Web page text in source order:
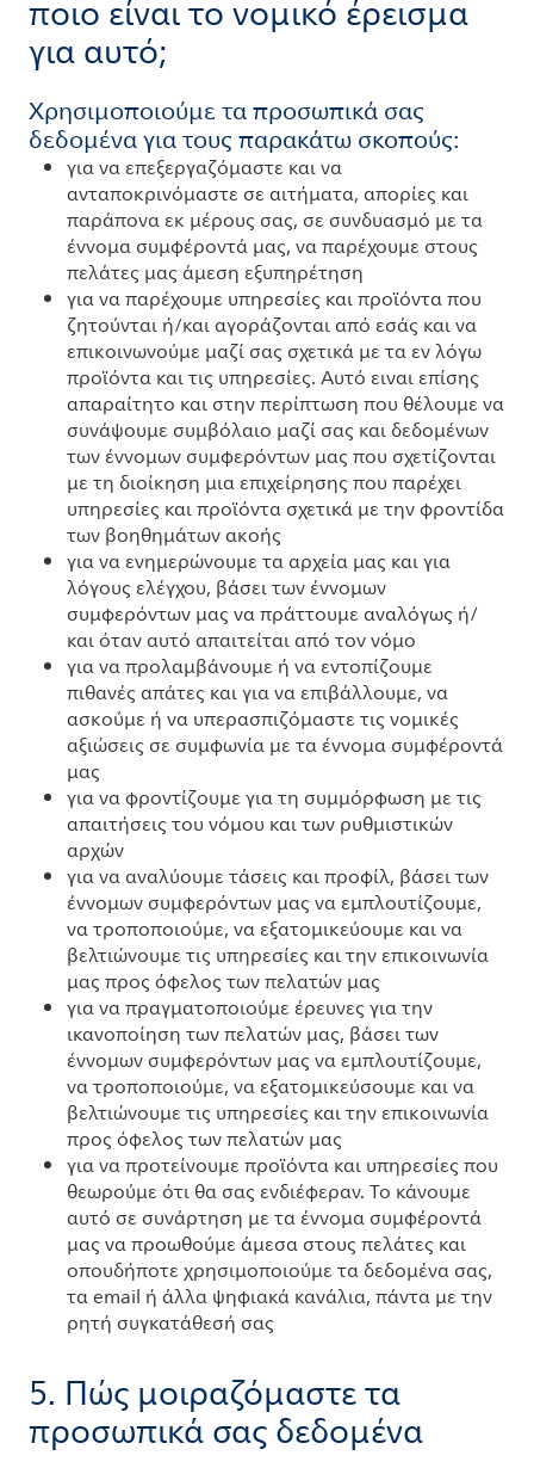
ποιο είναι το νομικό έρεισμα
για αυτό;
Χρησιμοποιούμε τα προσωπικά σας
δεδομένα για τους παρακάτω σκοπούς:
για να επεξεργαζόμαστε και να
ανταποκρινόμαστε σε αιτήματα, απορίες και
παράπονα εκ μέρους σας, σε συνδυασμό με τα
έννομα συμφέροντά μας, να παρέχουμε στους
πελάτες μας άμεση εξυπηρέτηση
για να παρέχουμε υπηρεσίες και προϊόντα που
ζητούνται ή/και αγοράζονται από εσάς και να
επικοινωνούμε μαζί σας σχετικά με τα εν λόγω
προϊόντα και τις υπηρεσίες. Αυτό ειναι επίσης
απαραίτητο και στην περίπτωση που θέλουμε να
συνάψουμε συμβόλαιο μαζί σας και δεδομένων
των έννομων συμφερόντων μας που σχετίζονται
με τη διοίκηση μια επιχείρησης που παρέχει
υπηρεσίες και προϊόντα σχετικά με την φροντίδα
των βοηθημάτων ακοής
για να ενημερώνουμε τα αρχεία μας και για
λόγους ελέγχου, βάσει των έννομων
συμφερόντων μας να πράττουμε αναλόγως ή/
και όταν αυτό απαιτείται από τον νόμο
για να προλαμβάνουμε ή να εντοπίζουμε
πιθανές απάτες και για να επιβάλλουμε, να
ασκούμε ή να υπερασπιζόμαστε τις νομικές
αξιώσεις σε συμφωνία με τα έννομα συμφέροντά
μας
για να φροντίζουμε για τη συμμόρφωση με τις
απαιτήσεις του νόμου και των ρυθμιστικών
αρχών
για να αναλύουμε τάσεις και προφίλ, βάσει των
έννομων συμφερόντων μας να εμπλουτίζουμε,
να τροποποιούμε, να εξατομικεύουμε και να
βελτιώνουμε τις υπηρεσίες και την επικοινωνία
μας προς όφελος των πελατών μας
για να πραγματοποιούμε έρευνες για την
ικανοποίηση των πελατών μας, βάσει των
έννομων συμφερόντων μας να εμπλουτίζουμε,
να τροποποιούμε, να εξατομικεύσουμε και να
βελτιώνουμε τις υπηρεσίες και την επικοινωνία
προς όφελος των πελατών μας
για να προτείνουμε προϊόντα και υπηρεσίες που
θεωρούμε ότι θα σας ενδιέφεραν. Το κάνουμε
αυτό σε συνάρτηση με τα έννομα συμφέροντά
μας να προωθούμε άμεσα στους πελάτες και
οπουδήποτε χρησιμοποιούμε τα δεδομένα σας,
τα email ή άλλα ψηφιακά κανάλια, πάντα με την
ρητή συγκατάθεσή σας
5. Πώς μοιραζόμαστε τα
προσωπικά σας δεδομένα